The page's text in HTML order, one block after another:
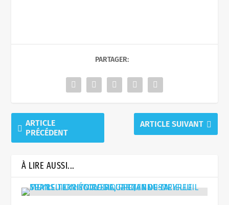
PARTAGER:
ARTICLE
PRÉCÉDENT
ARTICLE SUIVANT
À LIRE AUSSI...